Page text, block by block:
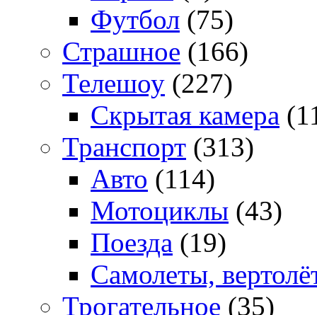
Футбол (75)
Страшное (166)
Телешоу (227)
Скрытая камера
Транспорт (313)
Авто (114)
Мотоциклы (43)
Поезда (19)
Самолеты,
Трогательное (35)